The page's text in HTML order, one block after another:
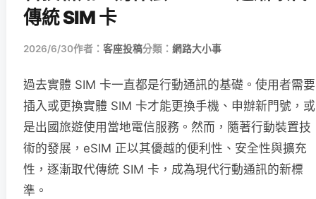
傳統 SIM 卡
2026/6/30作者： 客座投稿分類： 網路大小事
過去實體 SIM 卡一直都是行動通訊的基礎。使用者需要
插入或更換實體 SIM 卡才能更換手機、申辦新門號，或
是出國旅遊使用當地電信服務。然而，隨著行動裝置技
術的發展，eSIM 正以其優越的便利性、安全性與擴充
性，逐漸取代傳統 SIM 卡，成為現代行動通訊的新標
準。